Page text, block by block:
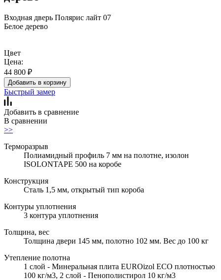
Входная дверь Полярис лайт 07
Белое дерево
Цвет
Цена:
44 800 ₽
Добавить в корзину
Быстрый замер
Добавить в сравнение
В сравнении
>>
Терморазрыв
Полиамидный профиль 7 мм на полотне, изолон
ISOLONTAPE 500 на коробе
Конструкция
Сталь 1,5 мм, открытый тип короба
Контуры уплотнения
3 контура уплотнения
Толщина, вес
Толщина двери 145 мм, полотно 102 мм. Вес до 100 кг
Утепление полотна
1 слой - Минеральная плита EUROizol ECO плотностью
100 кг/м3, 2 слой - Пенополистирол 10 кг/м3